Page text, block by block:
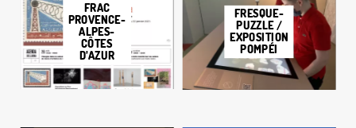
FRAC
PROVENCE-
ALPES-
CÔTES
D’AZUR
FRESQUE-
PUZZLE /
EXPOSITION
POMPÉI